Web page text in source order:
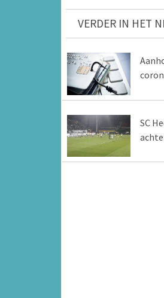
VERDER IN HET
SC